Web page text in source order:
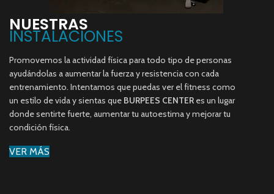
NUESTRAS
INSTALACIONES
Promovemos la actividad física para todo tipo de personas
ayudándolas a aumentar la fuerza y resistencia con cada
entrenamiento. Intentamos que puedas ver el fitness como
un estilo de vida y sientas que BURPEES CENTER es un lugar
donde sentirte fuerte, aumentar tu autoestima y mejorar tu
condición física.
VER MÁS